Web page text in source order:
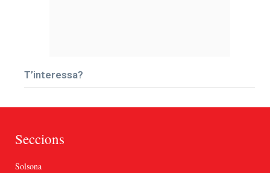
T’interessa?
Seccions
Solsona